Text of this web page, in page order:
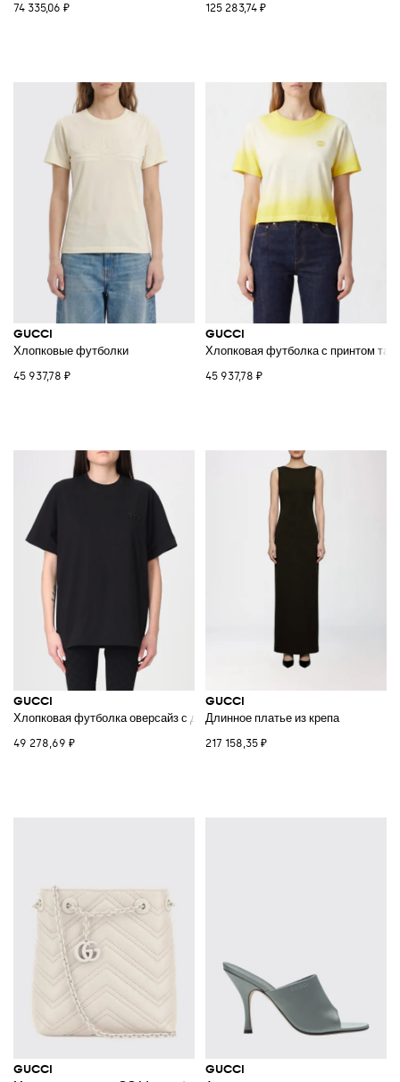
74 335,06 ₽ 125 283,74 ₽
GUCCI
Хлопковые футболки
45 937,78 ₽
GUCCI
Хлопковая футболка с принтом
45 937,78 ₽
GUCCI
Хлопковая футболка оверсайз с деталью Horsebit
49 278,69 ₽
GUCCI
Длинное платье из крепа
217 158,35 ₽
GUCCI GUCCI